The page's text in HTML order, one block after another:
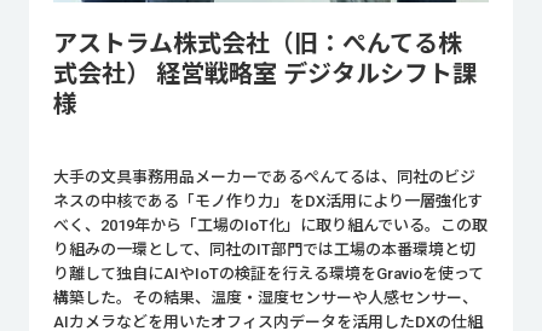
アストラム株式会社（旧：ぺんてる株
式会社） 経営戦略室 デジタルシフト課
様
大手の文具事務用品メーカーであるぺんてるは、同社のビジ
ネスの中核である「モノ作り力」をDX活用により一層強化す
べく、2019年から「工場のIoT化」に取り組んでいる。この取
り組みの一環として、同社のIT部門では工場の本番環境と切
り離して独自にAIやIoTの検証を行える環境をGravioを使って
構築した。その結果、温度・湿度センサーや人感センサー、
AIカメラなどを用いたオフィス内データを活用したDXの仕組